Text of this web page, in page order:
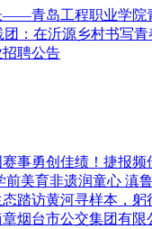
青岛工程职业学院
：在沂源乡村书写青
聘公告
捷报频
非遗润童心 滇
踏访黄河寻样本，躬
烟台市公交集团有限